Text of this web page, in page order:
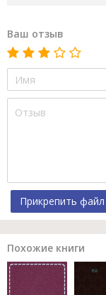
Ваш отзыв
Прикрепить файл
Похожие книги